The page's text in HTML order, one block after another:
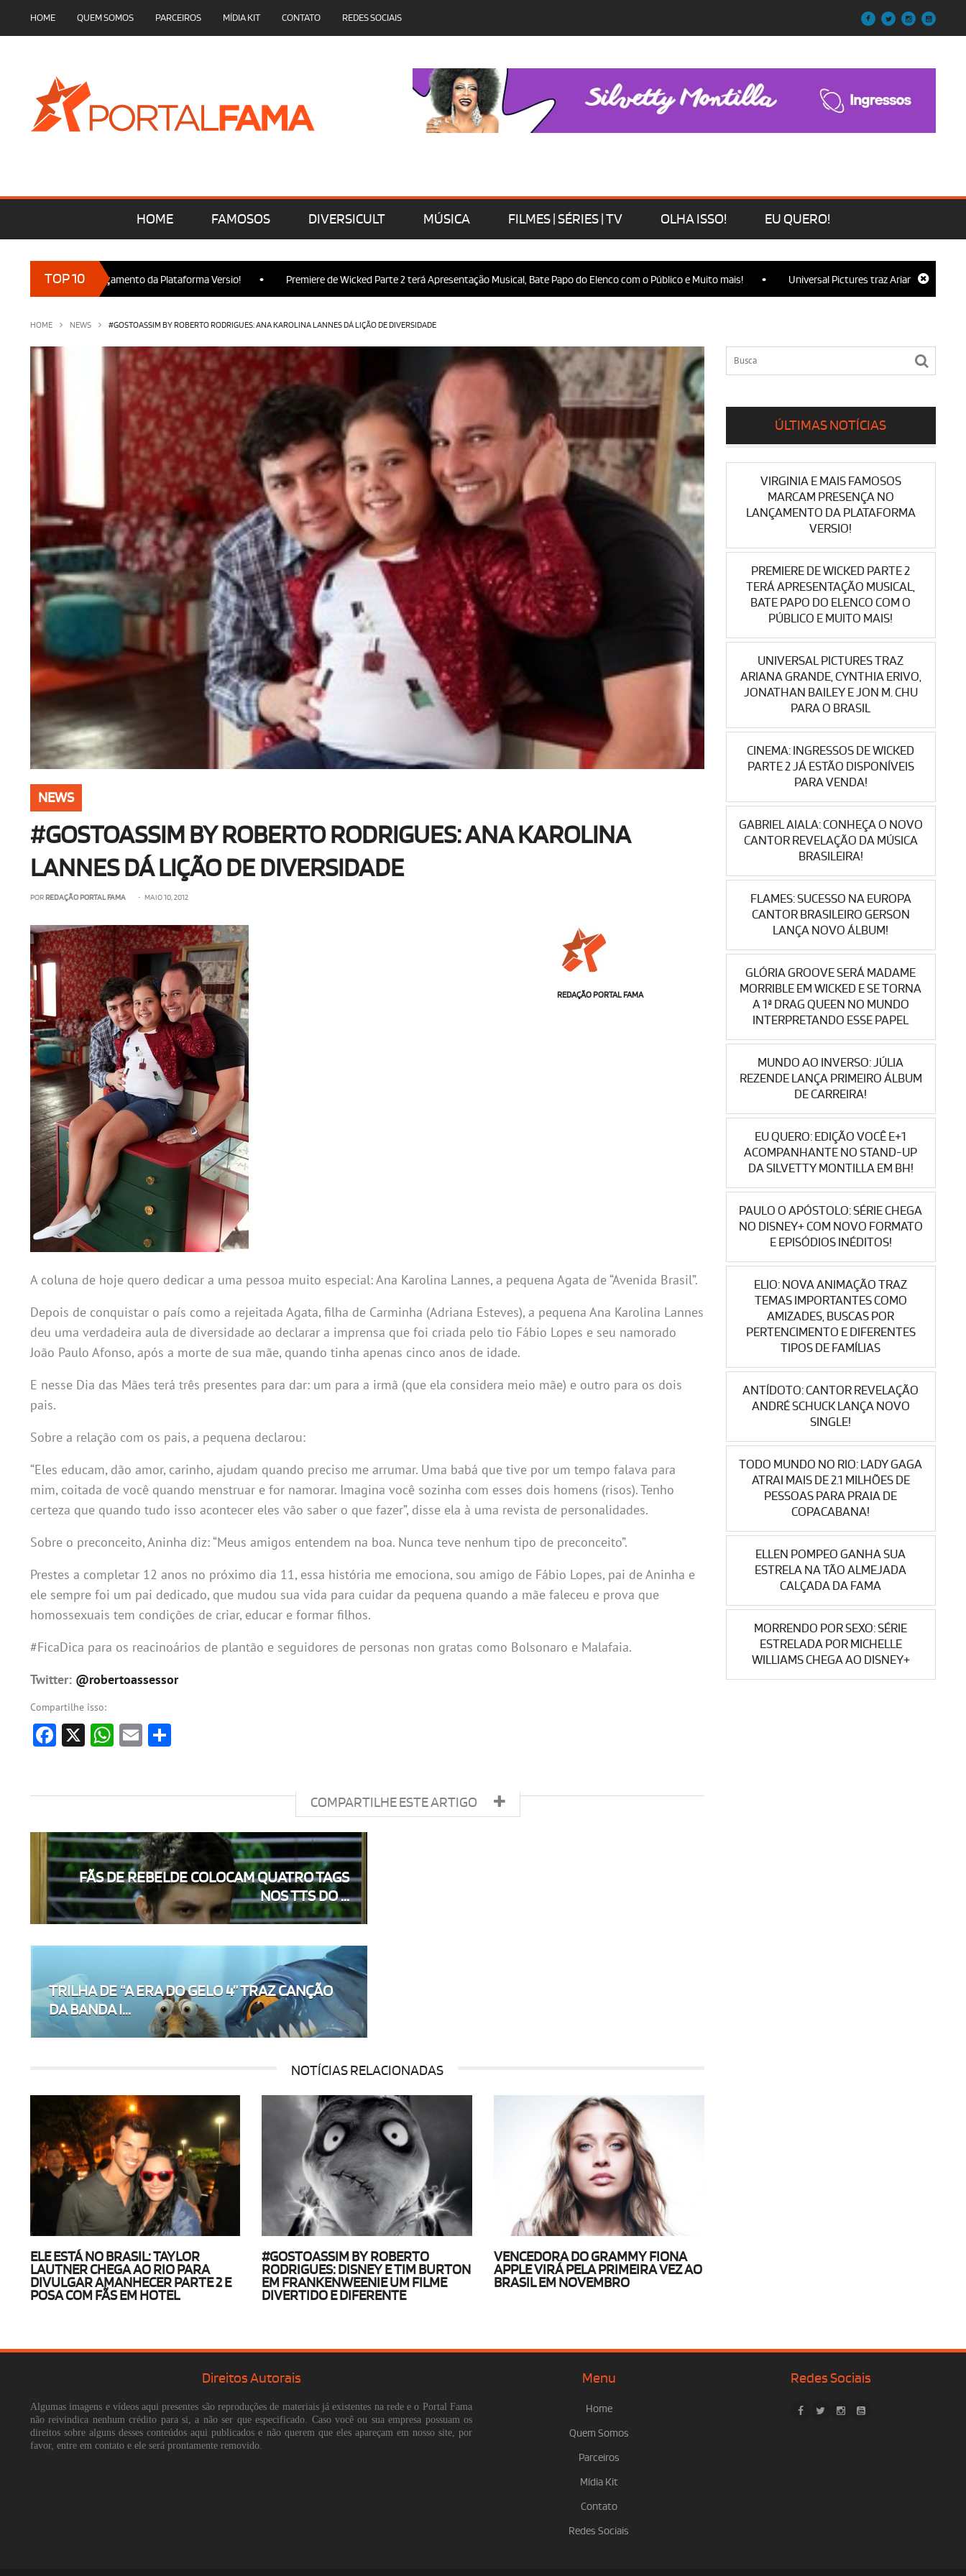
HOME QUEM SOMOS PARCEIROS MÍDIA KIT CONTATO REDES SOCIAIS
HOME FAMOSOS DIVERSICULT MÚSICA FILMES | SÉRIES | TV OLHA ISSO! EU QUERO!
TOP 10
no Lançamento da Plataforma Versio! • Premiere de Wicked Parte 2 terá Apresentação Musical, Bate Papo do Elenco com o Público e Muito mais! • Universal Pictures traz Ariana Grande, Cynthia
HOME NEWS #GOSTOASSIM BY ROBERTO RODRIGUES: ANA KAROLINA LANNES DÁ LIÇÃO DE DIVERSIDADE
NEWS
#GOSTOASSIM BY ROBERTO RODRIGUES: ANA KAROLINA
LANNES DÁ LIÇÃO DE DIVERSIDADE
POR REDAÇÃO PORTAL FAMA • MAIO 10, 2012
REDAÇÃO PORTAL FAMA
A coluna de hoje quero dedicar a uma pessoa muito especial: Ana Karolina Lannes, a pequena Agata de “Avenida Brasil”.
Depois de conquistar o país como a rejeitada Agata, filha de Carminha (Adriana Esteves), a pequena Ana Karolina Lannes
deu uma verdadeira aula de diversidade ao declarar a imprensa que foi criada pelo tio Fábio Lopes e seu namorado
João Paulo Afonso, após a morte de sua mãe, quando tinha apenas cinco anos de idade.
E nesse Dia das Mães terá três presentes para dar: um para a irmã (que ela considera meio mãe) e outro para os dois
pais.
Sobre a relação com os pais, a pequena declarou:
“Eles educam, dão amor, carinho, ajudam quando preciso me arrumar. Uma babá que tive por um tempo falava para
mim, coitada de você quando menstruar e for namorar. Imagina você sozinha com esses dois homens (risos). Tenho
certeza que quando tudo isso acontecer eles vão saber o que fazer”, disse ela à uma revista de personalidades.
Sobre o preconceito, Aninha diz: “Meus amigos entendem na boa. Nunca teve nenhum tipo de preconceito”.
Prestes a completar 12 anos no próximo dia 11, essa história me emociona, sou amigo de Fábio Lopes, pai de Aninha e
ele sempre foi um pai dedicado, que mudou sua vida para cuidar da pequena quando a mãe faleceu e prova que
homossexuais tem condições de criar, educar e formar filhos.
#FicaDica para os reacinoários de plantão e seguidores de personas non gratas como Bolsonaro e Malafaia.
Twitter: @robertoassessor
Compartilhe isso:
Facebook
X WhatsApp
Email
COMPARTILHE ESTE ARTIGO
FÃS DE REBELDE COLOCAM QUATRO TAGS
NOS TTS DO ...
TRILHA DE “A ERA DO GELO 4” TRAZ CANÇÃO
DA BANDA I...
NOTÍCIAS RELACIONADAS
ELE ESTÁ NO BRASIL: TAYLOR
LAUTNER CHEGA AO RIO PARA
DIVULGAR AMANHECER PARTE 2 E
POSA COM FÃS EM HOTEL
#GOSTOASSIM BY ROBERTO
RODRIGUES: DISNEY E TIM BURTON
EM FRANKENWEENIE UM FILME
DIVERTIDO E DIFERENTE
VENCEDORA DO GRAMMY FIONA
APPLE VIRÁ PELA PRIMEIRA VEZ AO
BRASIL EM NOVEMBRO
ÚLTIMAS NOTÍCIAS
VIRGINIA E MAIS FAMOSOS
MARCAM PRESENÇA NO
LANÇAMENTO DA PLATAFORMA
VERSIO!
PREMIERE DE WICKED PARTE 2
TERÁ APRESENTAÇÃO MUSICAL,
BATE PAPO DO ELENCO COM O
PÚBLICO E MUITO MAIS!
UNIVERSAL PICTURES TRAZ
ARIANA GRANDE, CYNTHIA ERIVO,
JONATHAN BAILEY E JON M. CHU
PARA O BRASIL
CINEMA: INGRESSOS DE WICKED
PARTE 2 JÁ ESTÃO DISPONÍVEIS
PARA VENDA!
GABRIEL AIALA: CONHEÇA O NOVO
CANTOR REVELAÇÃO DA MÚSICA
BRASILEIRA!
FLAMES: SUCESSO NA EUROPA
CANTOR BRASILEIRO GERSON
LANÇA NOVO ÁLBUM!
GLÓRIA GROOVE SERÁ MADAME
MORRIBLE EM WICKED E SE TORNA
A 1ª DRAG QUEEN NO MUNDO
INTERPRETANDO ESSE PAPEL
MUNDO AO INVERSO: JÚLIA
REZENDE LANÇA PRIMEIRO ÁLBUM
DE CARREIRA!
EU QUERO: EDIÇÃO VOCÊ E+1
ACOMPANHANTE NO STAND-UP
DA SILVETTY MONTILLA EM BH!
PAULO O APÓSTOLO: SÉRIE CHEGA
NO DISNEY+ COM NOVO FORMATO
E EPISÓDIOS INÉDITOS!
ELIO: NOVA ANIMAÇÃO TRAZ
TEMAS IMPORTANTES COMO
AMIZADES, BUSCAS POR
PERTENCIMENTO E DIFERENTES
TIPOS DE FAMÍLIAS
ANTÍDOTO: CANTOR REVELAÇÃO
ANDRÉ SCHUCK LANÇA NOVO
SINGLE!
TODO MUNDO NO RIO: LADY GAGA
ATRAI MAIS DE 2.1 MILHÕES DE
PESSOAS PARA PRAIA DE
COPACABANA!
ELLEN POMPEO GANHA SUA
ESTRELA NA TÃO ALMEJADA
CALÇADA DA FAMA
MORRENDO POR SEXO: SÉRIE
ESTRELADA POR MICHELLE
WILLIAMS CHEGA AO DISNEY+
Direitos Autorais
Algumas imagens e vídeos aqui presentes são reproduções de materiais já existentes na rede e o Portal Fama
não reivindica nenhum crédito para si, a não ser que especificado. Caso você ou sua empresa possuam os
direitos sobre alguns desses conteúdos aqui publicados e não querem que eles apareçam em nosso site, por
favor, entre em contato e ele será prontamente removido.
Menu
Home
Quem Somos
Parceiros
Mídia Kit
Contato
Redes Sociais
Redes Sociais